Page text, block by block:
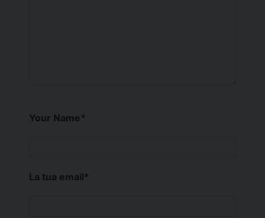
Your Name*
La tua email*